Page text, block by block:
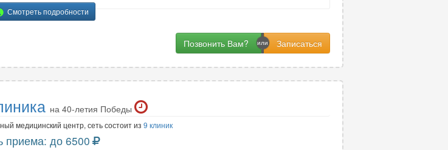
Смотреть подробности
Позвонить Вам?
на 40-летия Победы
медицинский центр, сеть состоит из 9 клиник
приема: до 6500